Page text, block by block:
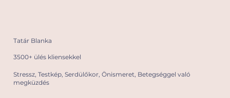
Tatár Blanka
3500+ ülés kliensekkel
Stressz, Testkép, Serdülőkor, Önismeret, Betegséggel való
megküzdés